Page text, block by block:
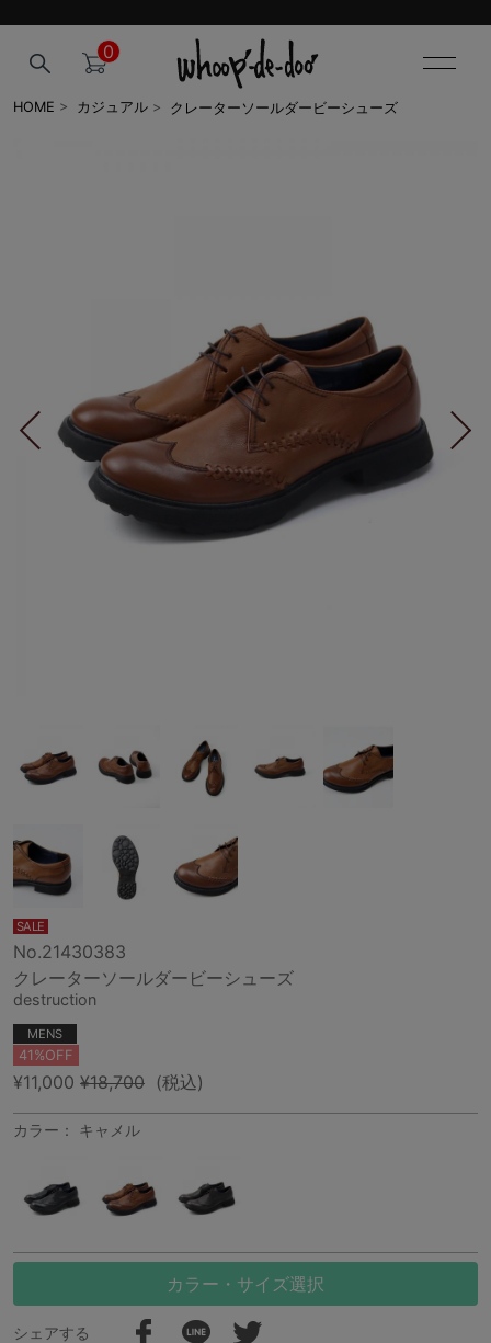
0
HOME > カジュアル > クレーターソールダービーシューズ
SALE
No.21430383
クレーターソールダービーシューズ
destruction
MENS
41%OFF
¥11,000 ¥18,700 (税込)
カラー： キャメル
カラー・サイズ選択
シェアする